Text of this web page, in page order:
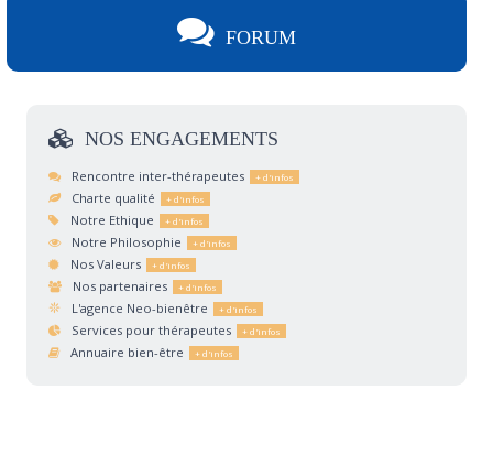
FORUM
NOS ENGAGEMENTS
Rencontre inter-thérapeutes
Charte qualité
Notre Ethique
Notre Philosophie
Nos Valeurs
Nos partenaires
L'agence Neo-bienêtre
Services pour thérapeutes
Annuaire bien-être